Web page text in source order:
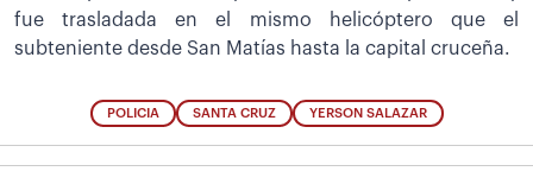
fue trasladada en el mismo helicóptero que el
subteniente desde San Matías hasta la capital cruceña.
POLICIA SANTA CRUZ YERSON SALAZAR